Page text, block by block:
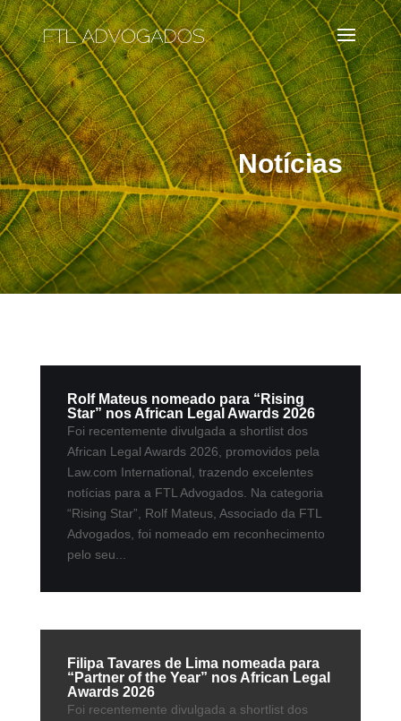
Notícias
Rolf Mateus nomeado para “Rising
Star” nos African Legal Awards 2026
Foi recentemente divulgada a shortlist dos
African Legal Awards 2026, promovidos pela
Law.com International, trazendo excelentes
notícias para a FTL Advogados. Na categoria
“Rising Star”, Rolf Mateus, Associado da FTL
Advogados, foi nomeado em reconhecimento
pelo seu...
Filipa Tavares de Lima nomeada para
“Partner of the Year” nos African Legal
Awards 2026
Foi recentemente divulgada a shortlist dos